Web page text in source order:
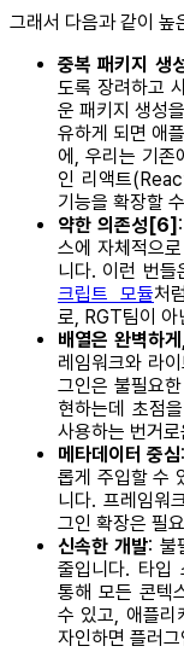
그래서 다음과 같이 높
중복 패키지 생
도록 장려하고
운 패키지 생성
유하게 되면 애
에, 우리는 기존
인 리액트
기능을 확장할
약한 의존성[6]
스에 자체적으
니다. 이런 번
크립트 모듈처
로, RGT팀이 아
배열은 완벽하
레임워크와 라
그인은 불필요
현하는데 초점
사용하는 번거
메타데이터 중심
롭게 주입할 수
니다. 프레임워
그인 확장은 필
신속한 개발: 불
줄입니다. 타
통해 모든 콘텍
수 있고, 애플리
자인하면 플러